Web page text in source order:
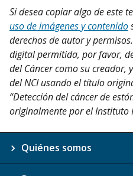
Si desea copiar algo de este
uso de imágenes y contenido
derechos de autor y
digital permitida, por favor,
del Cáncer como su creador,
del NCI usando el título
“Detección del cáncer de
originalmente por el Instituto
Quiénes somos